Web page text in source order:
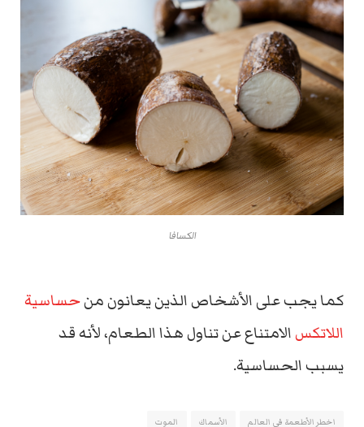
الكسافا
كما يجب على الأشخاص الذين يعانون منحساسية
اللاتكسالامتناع عن تناول هذا الطعام، لأنه قد
يسبب الحساسية.
اخطر الأطعمة في العالم الأسماك الموت